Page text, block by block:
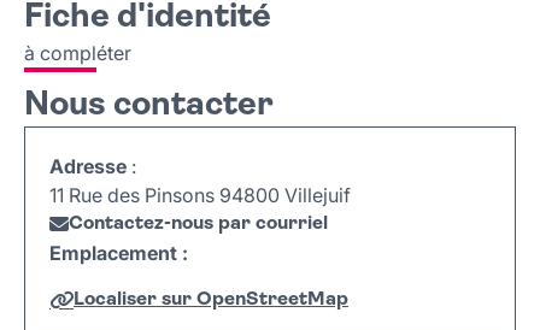
Fiche d'identité
Nous contacter
Fiche d'identité
à compléter
Nous contacter
Adresse :
11 Rue des Pinsons 94800 Villejuif
Contactez-nous par courriel
Emplacement :
Localiser sur OpenStreetMap
Leaflet